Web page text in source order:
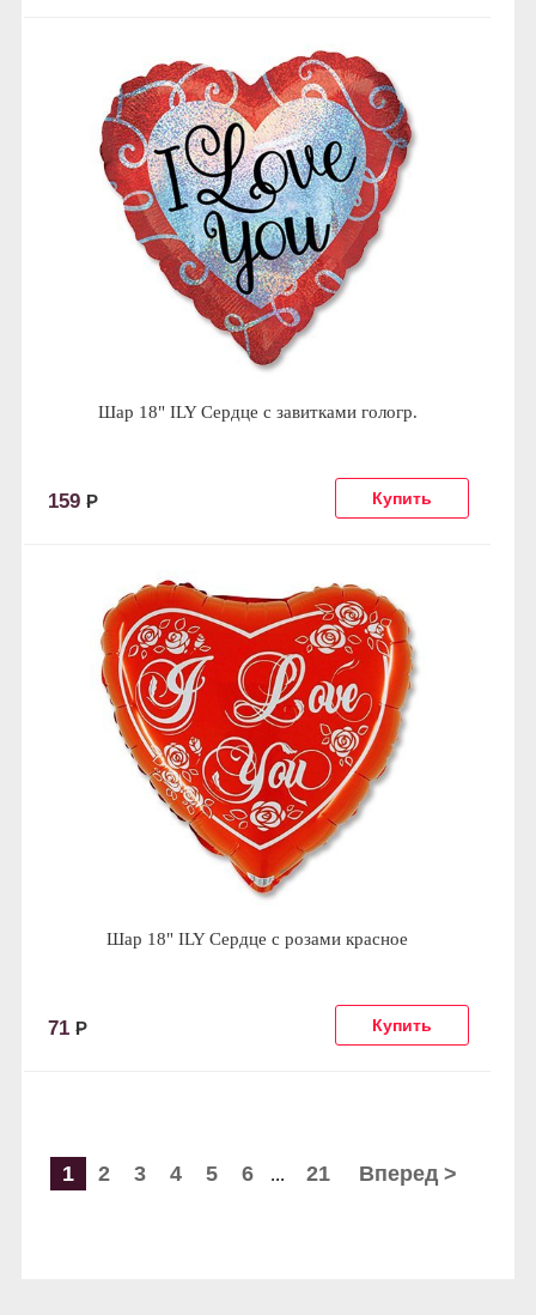
Шар 18" ILY Сердце с завитками гологр.
159 Р
Шар 18" ILY Сердце с розами красное
71 Р
1 2 3 4 5 6 ... 21 Вперед >